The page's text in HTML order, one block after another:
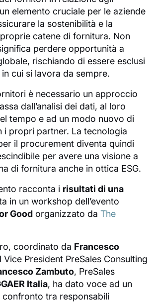
elemento cruciale per le aziende
la sostenibilità e la
catene di fornitura. Non
perdere opportunità a
rischiando di essere esclusi
cui si lavora da sempre.
è necessario un approccio
dall’analisi dei dati, al loro
tempo e ad un modo nuovo di
i propri partner. La tecnologia
il procurement diventa quindi
per avere una visione a
di fornitura anche in ottica ESG.
racconta i risultati di una
in un workshop dell’evento
Good organizzato daThe
coordinato da Francesco
Vice President PreSales Consulting
Zambuto, PreSales
Italia, ha dato voce ad un
tra responsabili